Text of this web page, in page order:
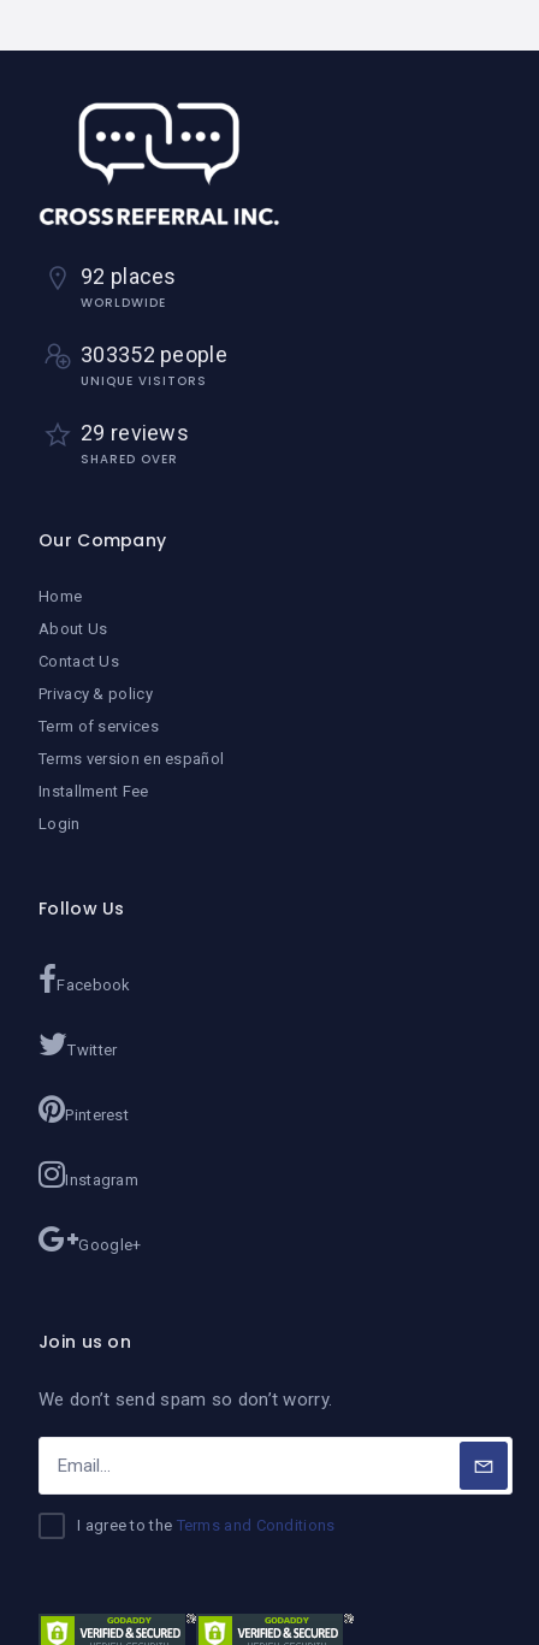
92 places
WORLDWIDE
303352 people
UNIQUE VISITORS
29 reviews
SHARED OVER
Our Company
Home
About Us
Contact Us
Privacy & policy
Term of services
Terms version en español
Installment Fee
Login
Follow Us
Facebook
Twitter
Pinterest
Instagram
Google+
Join us on
We don’t send spam so don’t worry.
I agree to the Terms and Conditions